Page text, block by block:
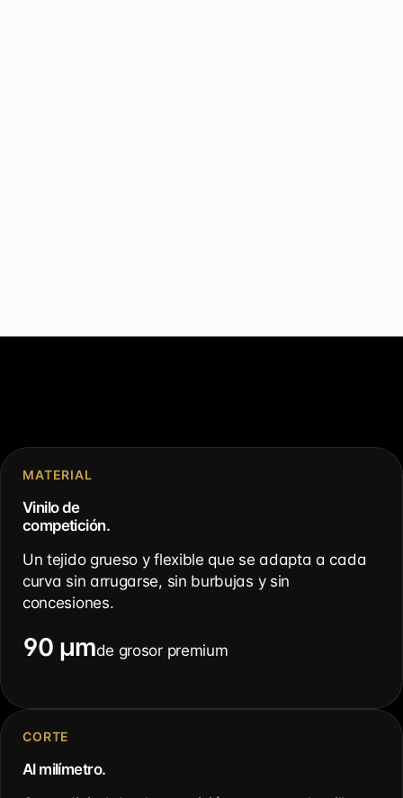
MATERIAL
Vinilo de
competición.
Un tejido grueso y flexible que se adapta a cada
curva sin arrugarse, sin burbujas y sin
concesiones.
90 µmde grosor premium
CORTE
Al milímetro.